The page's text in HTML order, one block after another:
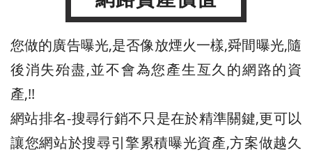
您做的廣告曝光,是否像放煙火一樣,舜間曝光,隨
後消失殆盡,並不會為您產生亙久的網路的資
產,!!
網站排名-搜尋行銷不只是在於精準關鍵,更可以
讓您網站於搜尋引擎累積曝光資產,方案做越久